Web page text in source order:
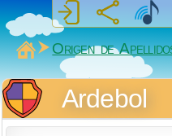
MiSabueso
Origen de
Ardebol